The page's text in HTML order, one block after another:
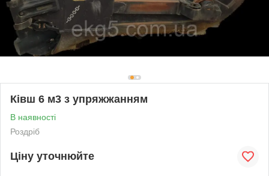
Ківш 6 м3 з упряжжанням
В наявності
Роздріб
Ціну уточнюйте